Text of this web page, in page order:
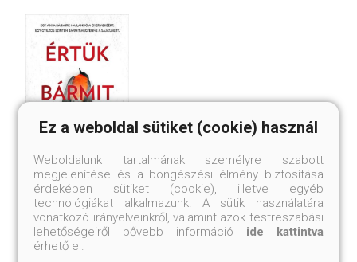
ÉRTÜK BÁRMIT
Jack Jordan
3 224.-
Ez a weboldal sütiket (cookie) használ
Weboldalunk tartalmának személyre szabott
megjelenítése és a böngészési élmény biztosítása
érdekében sütiket (cookie), illetve egyéb
technológiákat alkalmazunk. A sütik használatára
vonatkozó irányelveinkről, valamint azok testreszabási
lehetőségeiről bővebb információ ide kattintva
érhető el.